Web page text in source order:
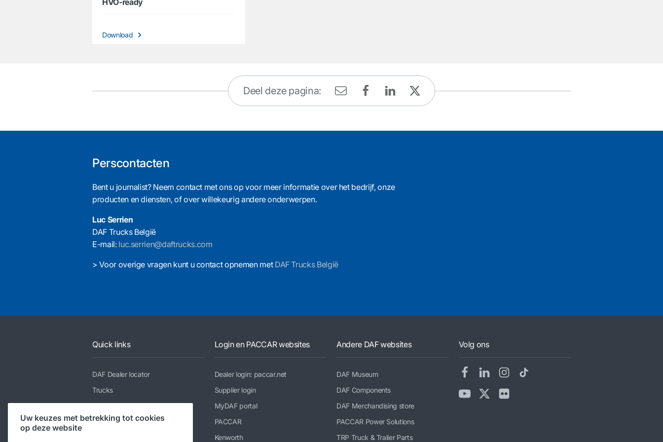
HVO-ready
Download
Deel deze pagina:
Perscontacten
Bent u journalist? Neem contact met ons op voor meer informatie over het bedrijf, onze
producten en diensten, of over willekeurig andere onderwerpen.
Luc Serrien
DAF Trucks België
E-mail: luc.serrien@daftrucks.com
> Voor overige vragen kunt u contact opnemen met DAF Trucks België
Quick links
DAF Dealer locator
Trucks
Diensten
Nieuws en media
Login en PACCAR websites
Dealer login: paccar.net
Supplier login
MyDAF portal
PACCAR
Kenworth
Andere DAF websites
DAF Museum
DAF Components
DAF Merchandising store
PACCAR Power Solutions
TRP Truck & Trailer Parts
Volg ons
Uw keuzes met betrekking tot cookies
op deze website